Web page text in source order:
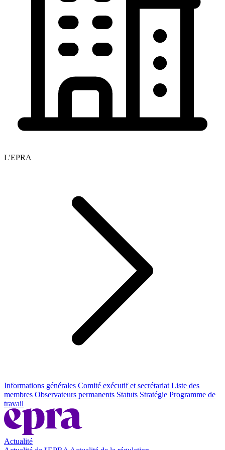
L'EPRA
Informations générales Comité exécutif et secrétariat Liste des
membres Observateurs permanents Statuts Stratégie Programme de
travail
Actualité